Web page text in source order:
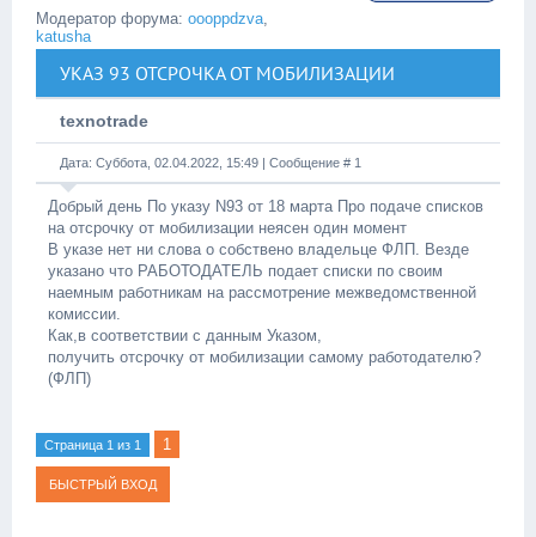
Модератор форума: oooppdzva,
katusha
УКАЗ 93 ОТСРОЧКА ОТ МОБИЛИЗАЦИИ
texnotrade
Дата: Суббота, 02.04.2022, 15:49 | Сообщение # 1
Добрый день По указу N93 от 18 марта Про подаче списков
на отсрочку от мобилизации неясен один момент
В указе нет ни слова о собствено владельце ФЛП. Везде
указано что РАБОТОДАТЕЛЬ подает списки по своим
наемным работникам на рассмотрение межведомственной
комиссии.
Как,в соответствии с данным Указом,
получить отсрочку от мобилизации самому работодателю?
(ФЛП)
Страница 1 из 1 1